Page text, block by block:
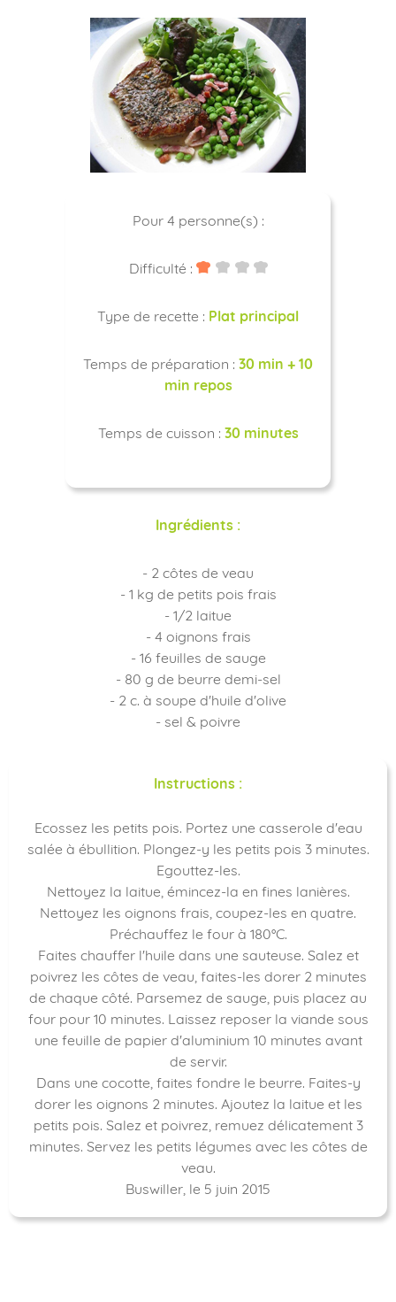
Pour 4 personne(s) :
Difficulté :
Type de recette : Plat principal
Temps de préparation : 30 min + 10
min repos
Temps de cuisson : 30 minutes
Ingrédients :
- 2 côtes de veau
- 1 kg de petits pois frais
- 1/2 laitue
- 4 oignons frais
- 16 feuilles de sauge
- 80 g de beurre demi-sel
- 2 c. à soupe d'huile d'olive
- sel & poivre
Instructions :
Ecossez les petits pois. Portez une casserole d'eau
salée à ébullition. Plongez-y les petits pois 3 minutes.
Egouttez-les.
Nettoyez la laitue, émincez-la en fines lanières.
Nettoyez les oignons frais, coupez-les en quatre.
Préchauffez le four à 180°C.
Faites chauffer l'huile dans une sauteuse. Salez et
poivrez les côtes de veau, faites-les dorer 2 minutes
de chaque côté. Parsemez de sauge, puis placez au
four pour 10 minutes. Laissez reposer la viande sous
une feuille de papier d'aluminium 10 minutes avant
de servir.
Dans une cocotte, faites fondre le beurre. Faites-y
dorer les oignons 2 minutes. Ajoutez la laitue et les
petits pois. Salez et poivrez, remuez délicatement 3
minutes. Servez les petits légumes avec les côtes de
veau.
Buswiller, le 5 juin 2015